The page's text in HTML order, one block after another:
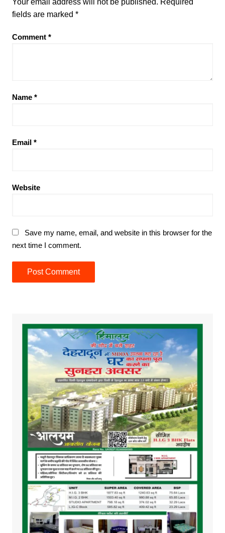
Your email address will not be published. Required
fields are marked *
Comment *
Name *
Email *
Website
Save my name, email, and website in this browser for the
next time I comment.